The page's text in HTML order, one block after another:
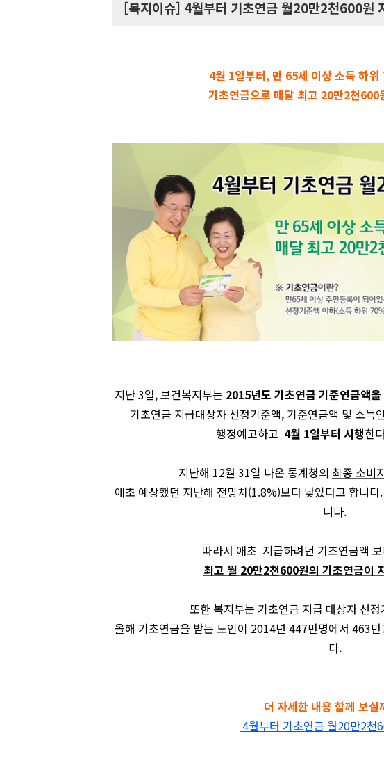
[복지이슈] 4월부터 기초연금 월20만2천600원
4월 1일부터, 만 65세 이상 소득 하
기초연금으로 매달 최고 20만2천600
지난 3일,보건복지부는 2015년도 기초연금 기준연금액
기초연금 지급대상자 선정기준액, 기준연금액 및 소득
행정예고하고 4월 1일부터 시행한
지난해 12월 31일 나온 통계청의 최종 소비
애초 예상했던 지난해 전망치(1.8%)보다 낮았다고 합니다.
니다.
따라서 애초 지급하려던 기초연금액
최고 월 20만2천600원의 기초연금이
또한 복지부는 기초연금 지급 대상자 선
올해 기초연금을 받는 노인이 2014년 447만명에서 463만
다.
더 자세한 내용 함께 보실
4월부터 기초연금 월20만2천